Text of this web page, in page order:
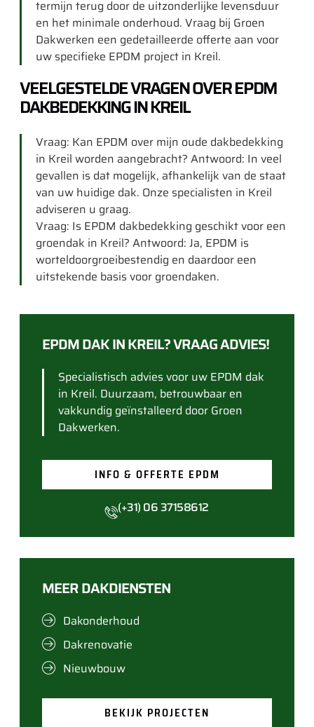
termijn terug door de uitzonderlijke levensduur
en het minimale onderhoud. Vraag bij Groen
Dakwerken een gedetailleerde offerte aan voor
uw specifieke EPDM project in Kreil.
VEELGESTELDE VRAGEN OVER EPDM
DAKBEDEKKING IN KREIL
Vraag: Kan EPDM over mijn oude dakbedekking
in Kreil worden aangebracht? Antwoord: In veel
gevallen is dat mogelijk, afhankelijk van de staat
van uw huidige dak. Onze specialisten in Kreil
adviseren u graag.
Vraag: Is EPDM dakbedekking geschikt voor een
groendak in Kreil? Antwoord: Ja, EPDM is
worteldoorgroeibestendig en daardoor een
uitstekende basis voor groendaken.
EPDM DAK IN KREIL? VRAAG ADVIES!
Specialistisch advies voor uw EPDM dak
in Kreil. Duurzaam, betrouwbaar en
vakkundig geïnstalleerd door Groen
Dakwerken.
INFO & OFFERTE EPDM
(+31) 06 37158612
MEER DAKDIENSTEN
Dakonderhoud
Dakrenovatie
Nieuwbouw
BEKIJK PROJECTEN